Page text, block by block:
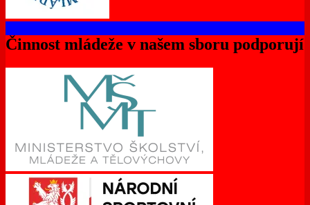
Činnost mládeže v našem sboru podporují